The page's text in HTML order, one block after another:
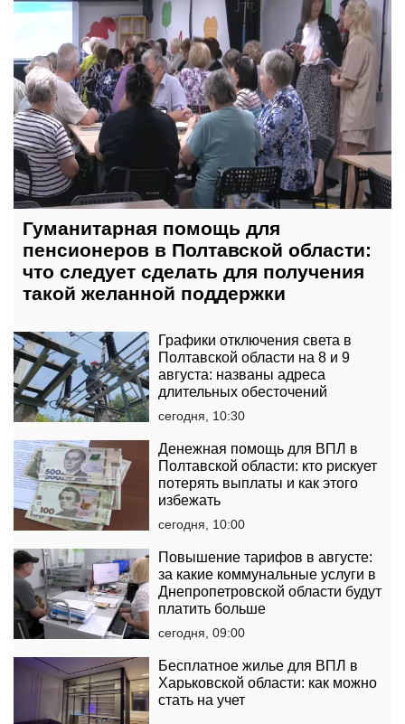
Гуманитарная помощь для
пенсионеров в Полтавской области:
что следует сделать для получения
такой желанной поддержки
Графики отключения света в
Полтавской области на 8 и 9
августа: названы адреса
длительных обесточений
сегодня, 10:30
Денежная помощь для ВПЛ в
Полтавской области: кто рискует
потерять выплаты и как этого
избежать
сегодня, 10:00
Повышение тарифов в августе:
за какие коммунальные услуги в
Днепропетровской области будут
платить больше
сегодня, 09:00
Бесплатное жилье для ВПЛ в
Харьковской области: как можно
стать на учет